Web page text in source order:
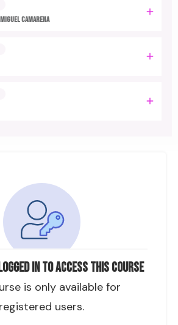
in to access this course
is only available for
registered users.
CAMARENA